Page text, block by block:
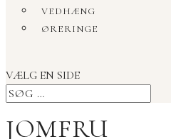
VEDHÆNG
ØRERINGE
VÆLG EN SIDE
JOMFRU